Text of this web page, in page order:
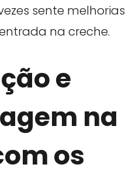
sente melhorias
na creche.
e
na
os